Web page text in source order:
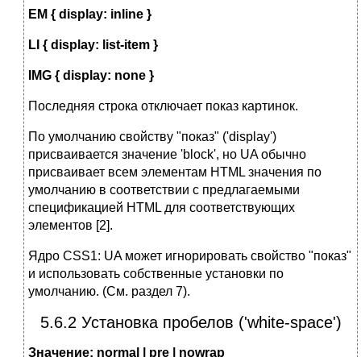
EM { display: inline }
LI { display: list-item }
IMG { display: none }
Последняя строка отключает показ картинок.
По умолчанию свойству "показ" ('display')
присваивается значение 'block', но UA обычно
присваивает всем элементам HTML значения по
умолчанию в соответствии с предлагаемыми
спецификацией HTML для соответствующих
элементов [2].
Ядро CSS1: UA может игнорировать свойство "показ"
и использовать собственные установки по
умолчанию. (См. раздел 7).
5.6.2 Установка пробелов ('white-space')
Значение: normal | pre | nowrap